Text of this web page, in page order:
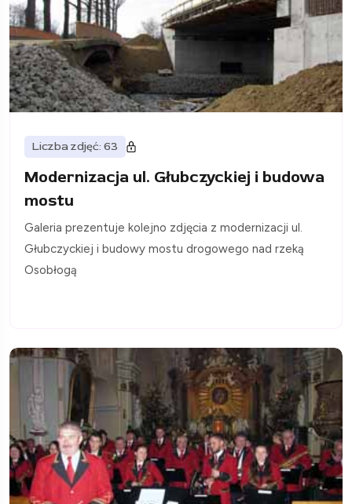
Liczba zdjęć: 63
Modernizacja ul. Głubczyckiej i budowa
mostu
Galeria prezentuje kolejno zdjęcia z modernizacji ul.
Głubczyckiej i budowy mostu drogowego nad rzeką
Osobłogą